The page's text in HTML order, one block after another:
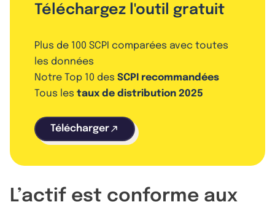
Téléchargez l'outil gratuit
Plus de 100 SCPI comparées avec toutes
les données
Notre Top 10 des SCPI recommandées
Tous les taux de distribution 2025
Télécharger
L’actif est conforme aux